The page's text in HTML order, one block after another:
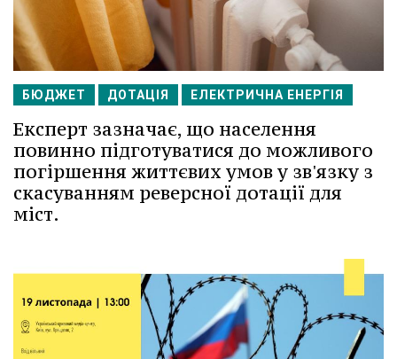
БЮДЖЕТ ДОТАЦІЯ ЕЛЕКТРИЧНА ЕНЕРГІЯ
Експерт зазначає, що населення
повинно підготуватися до можливого
погіршення життєвих умов у зв'язку з
скасуванням реверсної дотації для
міст.